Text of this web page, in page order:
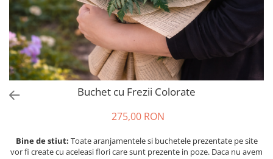
Buchet cu Frezii Colorate
275,00 RON
Bine de stiut: Toate aranjamentele si buchetele prezentate pe site
vor fi create cu aceleasi flori care sunt prezente in poze. Daca nu avem